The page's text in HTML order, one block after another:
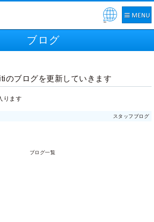
Pow
ブログ
のブログを更新していきます
ります
スタッフブログ
ブログ一覧